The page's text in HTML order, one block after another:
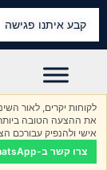
קבע איתנו פגישה
לקוחות יקרים, לאור
את ההצעה הטובה
אישי ולהנפיק עבורכם
צרו קשר ב-WhatsApp